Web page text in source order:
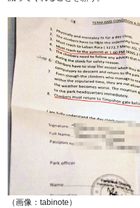
（画像：tabinote）